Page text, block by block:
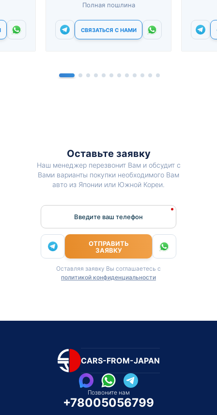
Полная пошлина
СВЯЗАТЬСЯ С НАМИ
Оставьте заявку
Наш менеджер перезвонит Вам и обсудит с
Вами варианты покупки необходимого Вам
авто из Японии или Южной Кореи.
Введите ваш телефон
ОТПРАВИТЬ
ЗАЯВКУ
Оставляя заявку Вы соглашаетесь с
политикой конфиденциальности
CARS-FROM-JAPAN
Позвоните нам
+78005056799